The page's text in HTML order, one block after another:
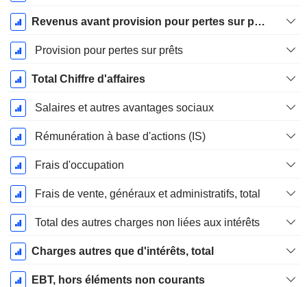
Revenus avant provision pour pertes sur prêts
Provision pour pertes sur prêts
Total Chiffre d'affaires
Salaires et autres avantages sociaux
Rémunération à base d'actions (IS)
Frais d'occupation
Frais de vente, généraux et administratifs, total
Total des autres charges non liées aux intérêts
Charges autres que d'intérêts, total
EBT, hors éléments non courants